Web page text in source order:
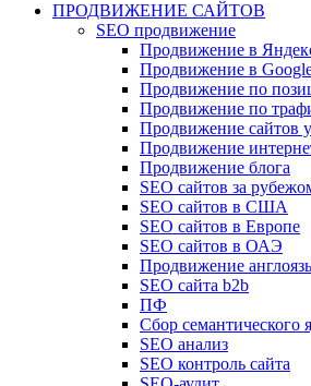
ПРОДВИЖЕНИЕ САЙТОВ
SEO продвижение
Продвижение в
Продвижение в
Продвижение по
Продвижение по
Продвижение сайтов
Продвижение
Продвижение блога
SEO сайтов за
SEO сайтов в США
SEO сайтов в Европе
SEO сайтов в ОАЭ
Продвижение
SEO сайта b2b
ПФ
Сбор семантического
SEO анализ
SEO контроль сайта